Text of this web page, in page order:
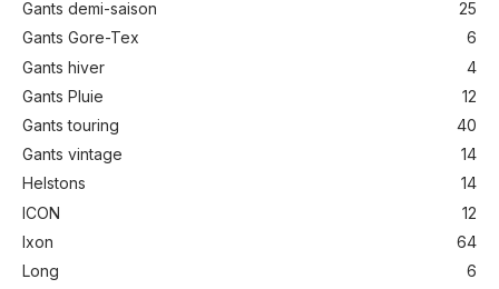
Gants demi-saison
25
Gants Gore-Tex
6
Gants hiver
4
Gants Pluie
12
Gants touring
40
Gants vintage
14
Helstons
14
ICON
12
Ixon
64
Long
6